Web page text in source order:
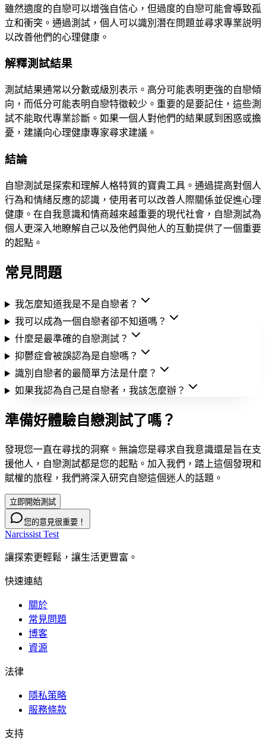
雖然適度的自戀可以增強自信心，但過度的自戀可能會導致孤
立和衝突。通過測試，個人可以識別潛在問題並尋求專業説明
以改善他們的心理健康。
解釋測試結果
測試結果通常以分數或級別表示。高分可能表明更強的自戀傾
向，而低分可能表明自戀特徵較少。重要的是要記住，這些測
試不能取代專業診斷。如果一個人對他們的結果感到困惑或擔
憂，建議向心理健康專家尋求建議。
結論
自戀測試是探索和理解人格特質的寶貴工具。通過提高對個人
行為和情緒反應的認識，使用者可以改善人際關係並促進心理
健康。在自我意識和情商越來越重要的現代社會，自戀測試為
個人更深入地瞭解自己以及他們與他人的互動提供了一個重要
的起點。
常見問題
我怎麼知道我是不是自戀者？
我可以成為一個自戀者卻不知道嗎？
什麼是最準確的自戀測試？
抑鬱症會被誤認為是自戀嗎？
識別自戀者的最簡單方法是什麼？
如果我認為自己是自戀者，我該怎麼辦？
準備好體驗自戀測試了嗎？
發現您一直在尋找的洞察。無論您是尋求自我意識還是旨在支
援他人，自戀測試都是您的起點。加入我們，踏上這個發現和
賦權的旅程，我們將深入研究自戀這個迷人的話題。
立即開始測試
您的意見很重要！
Narcissist Test
讓探索更輕鬆，讓生活更豐富。
快速連結
關於
常見問題
博客
資源
法律
隱私策略
服務條款
支持